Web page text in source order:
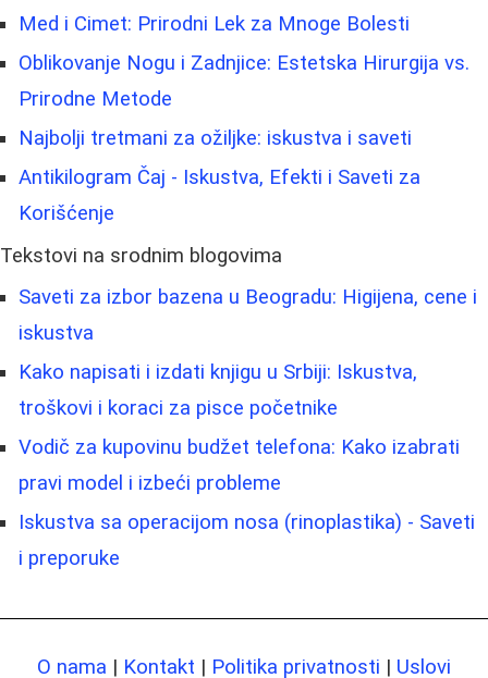
Med i Cimet: Prirodni Lek za Mnoge Bolesti
Oblikovanje Nogu i Zadnjice: Estetska Hirurgija vs.
Prirodne Metode
Najbolji tretmani za ožiljke: iskustva i saveti
Antikilogram Čaj - Iskustva, Efekti i Saveti za
Korišćenje
Tekstovi na srodnim blogovima
Saveti za izbor bazena u Beogradu: Higijena, cene i
iskustva
Kako napisati i izdati knjigu u Srbiji: Iskustva,
troškovi i koraci za pisce početnike
Vodič za kupovinu budžet telefona: Kako izabrati
pravi model i izbeći probleme
Iskustva sa operacijom nosa (rinoplastika) - Saveti
i preporuke
O nama | Kontakt | Politika privatnosti | Uslovi